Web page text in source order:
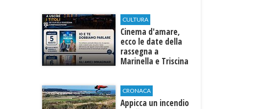
CULTURA
Cinema d'amare,
ecco le date della
rassegna a
Marinella e Triscina
CRONACA
Appicca un incendio